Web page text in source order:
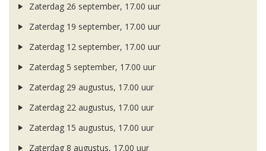
Zaterdag 26 september, 17.00 uur
Zaterdag 19 september, 17.00 uur
Zaterdag 12 september, 17.00 uur
Zaterdag 5 september, 17.00 uur
Zaterdag 29 augustus, 17.00 uur
Zaterdag 22 augustus, 17.00 uur
Zaterdag 15 augustus, 17.00 uur
Zaterdag 8 augustus, 17.00 uur